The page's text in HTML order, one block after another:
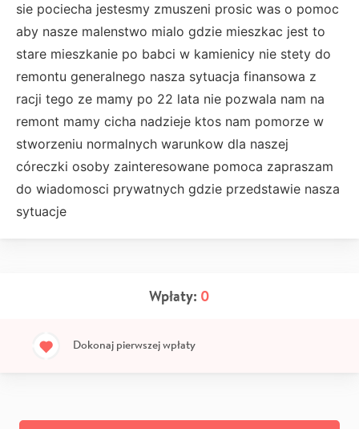
sie pociecha jestesmy zmuszeni prosic was o pomoc
aby nasze malenstwo mialo gdzie mieszkac jest to
stare mieszkanie po babci w kamienicy nie stety do
remontu generalnego nasza sytuacja finansowa z
racji tego ze mamy po 22 lata nie pozwala nam na
remont mamy cicha nadzieje ktos nam pomorze w
stworzeniu normalnych warunkow dla naszej
córeczki osoby zainteresowane pomoca zapraszam
do wiadomosci prywatnych gdzie przedstawie nasza
sytuacje
Wpłaty: 0
Dokonaj pierwszej wpłaty